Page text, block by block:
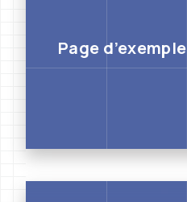
Page d’exemple